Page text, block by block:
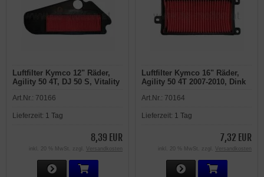
Luftfilter Kymco 12" Räder,
Agility 50 4T, DJ 50 S, Vitality
Art.Nr.: 70166
Lieferzeit: 1 Tag
8,39 EUR
inkl. 20 % MwSt. zzgl. Versandkosten
Luftfilter Kymco 16" Räder,
Agility 50 4T 2007-2010, Dink
4T 2007-2009, Sento 50 4T
GT
Art.Nr.: 70164
Lieferzeit: 1 Tag
7,32 EUR
inkl. 20 % MwSt. zzgl. Versandkosten